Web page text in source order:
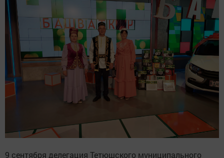
9 сентября делегация Тетюшского муниципального